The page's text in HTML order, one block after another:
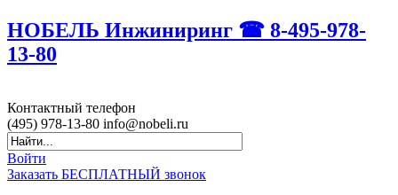
НОБЕЛЬ Инжиниринг ☎ 8-495-978-
13-80
Контактный телефон
(495) 978-13-80 info@nobeli.ru
Войти
Заказать БЕСПЛАТНЫЙ звонок